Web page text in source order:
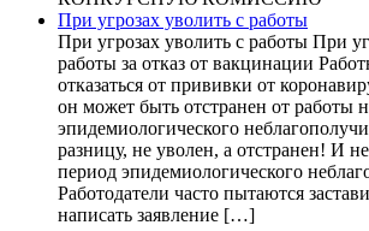
При угрозах уволить с работы
При угрозах уволить с работы При
работы за отказ от вакцинации
отказаться от прививки от
он может быть отстранен от работы
эпидемиологического
разницу, не уволен, а отстранен! И
период эпидемиологического
Работодатели часто пытаются
написать заявление […]